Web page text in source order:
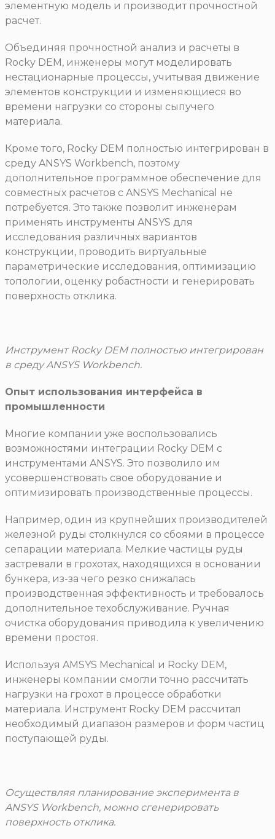
элементную модель и производит прочностной
расчет.
Объединяя прочностной анализ и расчеты в
Rocky DEM, инженеры могут моделировать
нестационарные процессы, учитывая движение
элементов конструкции и изменяющиеся во
времени нагрузки со стороны сыпучего
материала.
Кроме того, Rocky DEM полностью интегрирован в
среду ANSYS Workbench, поэтому
дополнительное программное обеспечение для
совместных расчетов с ANSYS Mechanical не
потребуется. Это также позволит инженерам
применять инструменты ANSYS для
исследования различных вариантов
конструкции, проводить виртуальные
параметрические исследования, оптимизацию
топологии, оценку робастности и генерировать
поверхность отклика.
Инструмент Rocky DEM полностью интегрирован
в среду ANSYS Workbench.
Опыт использования интерфейса в
промышленности
Многие компании уже воспользовались
возможностями интеграции Rocky DEM с
инструментами ANSYS. Это позволило им
усовершенствовать свое оборудование и
оптимизировать производственные процессы.
Например, один из крупнейших производителей
железной руды столкнулся со сбоями в процессе
сепарации материала. Мелкие частицы руды
застревали в грохотах, находящихся в основании
бункера, из-за чего резко снижалась
производственная эффективность и требовалось
дополнительное техобслуживание. Ручная
очистка оборудования приводила к увеличению
времени простоя.
Используя AMSYS Mechanical и Rocky DEM,
инженеры компании смогли точно рассчитать
нагрузки на грохот в процессе обработки
материала. Инструмент Rocky DEM рассчитал
необходимый диапазон размеров и форм частиц
поступающей руды.
Осуществляя планирование эксперимента в
ANSYS Workbench, можно сгенерировать
поверхность отклика.